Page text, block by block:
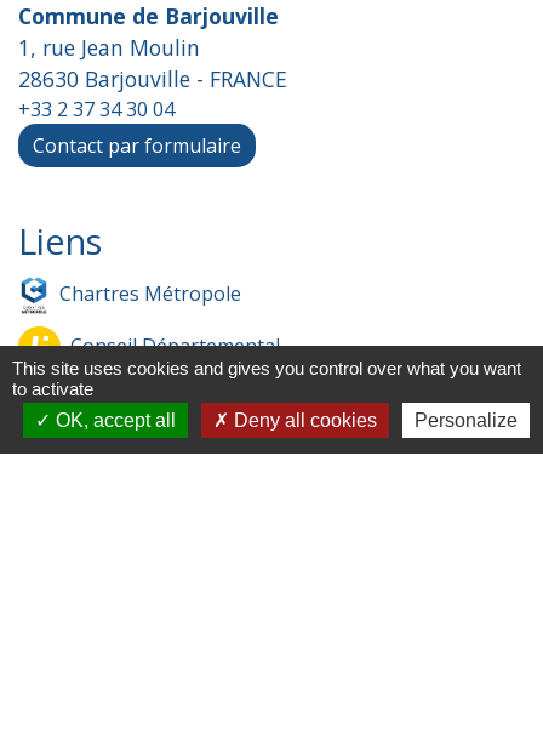
Commune de Barjouville
1, rue Jean Moulin
28630 Barjouville - FRANCE
+33 2 37 34 30 04
Contact par formulaire
Liens
Chartres Métropole
Conseil Départemental
Préfecture d'Eure-et-Loir
Filibus
This site uses cookies and gives you control over what you want
to activate
OK, accept all
Deny all cookies Personalize